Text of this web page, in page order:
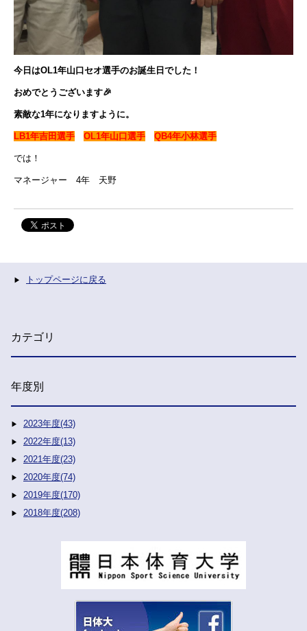
今日はOL1年山口セオ選手のお誕生日でした！
おめでとうございます🎉
素敵な1年になりますように。
LB1年吉田選手 OL1年山口選手 QB4年小林選手
では！
マネージャー 4年 天野
トップページに戻る
カテゴリ
年度別
2023年度(43)
2022年度(13)
2021年度(23)
2020年度(74)
2019年度(170)
2018年度(208)